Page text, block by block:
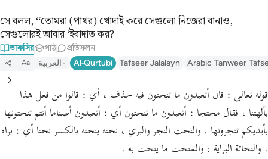
সে বলল, ‘‘তোমরা (পাথর) খোদাই করে সেগুলো নিজেরা বানাও,
সেগুলোরই আবার ‘ইবাদাত কর?
তাফসির পাঠ প্রতিফলন
Aa العربية Al-Qurtubi Tafseer Jalalayn Arabic Tanweer
قوله تعالى : قال أتعبدون ما تنحتون فيه حذف ، أي : قالوا من فعل هذا
بآلهتنا ، فقال محتجا : أتعبدون ما تنحتون أي : أتعبدون أصناما أنتم تنحتونها
بأيديكم تنجرونها . والنحت النجر والبري ، نحته ينحته بالكسر نحتا أي : براه
. والنحاتة البراية ، والمنحت ما ينحت به .